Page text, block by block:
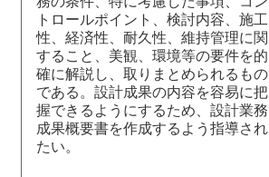
トロールポイント、検討内容、施工
性、経済性、耐久性、維持管理に関
すること、美観、環境等の要件を的
確に解説し、取りまとめられるもの
である。設計成果の内容を容易に把
握できるようにするため、設計業務
成果概要書を作成するよう指導され
たい。